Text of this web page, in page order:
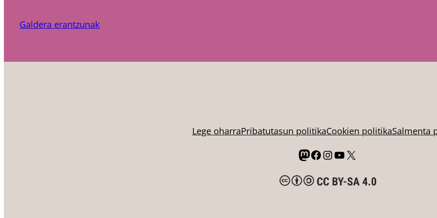
Galdera erantzunak
Lege oharraPribatutasun politikaCookien politikaSalmenta
Mastodon
Facebook
Instagram
YouTube
X